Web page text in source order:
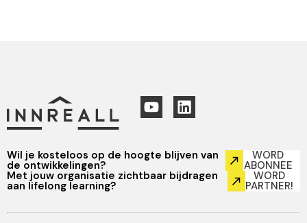
Wil je kosteloos op de hoogte blijven van
de ontwikkelingen?
WORD
ABONNEE
Met jouw organisatie zichtbaar bijdragen
aan lifelong learning?
WORD
PARTNER!